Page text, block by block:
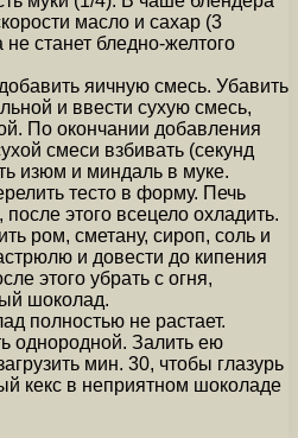
масло и сахар (3
станет бледно-желтого
яичную смесь. Убавить
и ввести сухую смесь,
По окончании добавления
смеси взбивать (секунд
изюм и миндаль в муке.
тесто в форму. Печь
после этого всецело охладить.
ром, сметану, сироп, соль и
и довести до кипения
этого убрать с огня,
шоколад.
полностью не растает.
однородной. Залить ею
мин. 30, чтобы глазурь
кекс в неприятном шоколаде